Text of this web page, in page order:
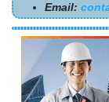
Email: